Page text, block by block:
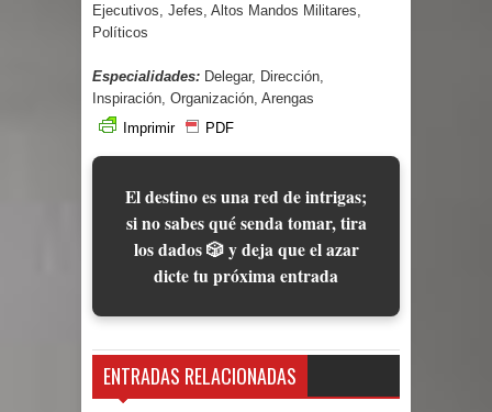
Ejecutivos, Jefes, Altos Mandos Militares,
Políticos
Especialidades: Delegar, Dirección,
Inspiración, Organización, Arengas
Imprimir
PDF
El destino es una red de intrigas;
si no sabes qué senda tomar, tira
los dados 🎲 y deja que el azar
dicte tu próxima entrada
ENTRADAS RELACIONADAS